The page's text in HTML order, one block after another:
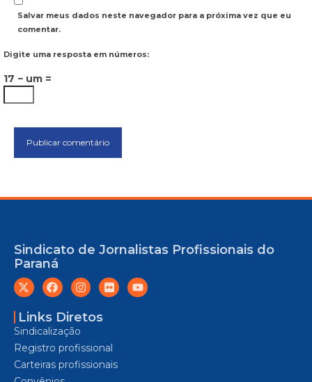
Salvar meus dados neste navegador para a próxima vez que eu
comentar.
Digite uma resposta em números:
17 − um =
Sindicato de Jornalistas Profissionais do
Paraná
Links Diretos
Sindicalização
Registro profissional
Carteiras profissionais